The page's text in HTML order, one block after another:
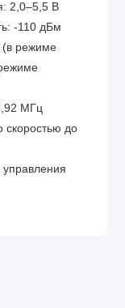
2,0–5,5 В
-110 дБм
(в режиме
МГц
скоростью до